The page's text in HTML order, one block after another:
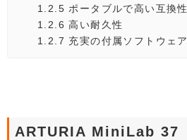
1.2.5 ポータブルで高い互換性
1.2.6高い耐久性
1.2.7 充実の付属ソフトウェア
ARTURIA MiniLab 37